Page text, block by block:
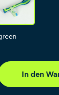
green
In den